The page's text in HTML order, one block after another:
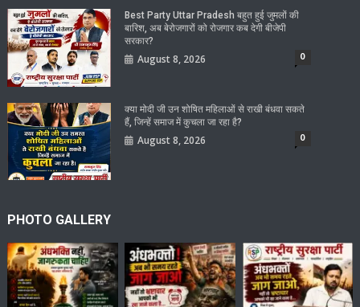
Best Party Uttar Pradesh बहुत हुई जुमलों की
बारिश, अब बेरोजगारों को रोजगार कब देगी बीजेपी
सरकार?
August 8, 2026 0
क्या मोदी जी उन शोषित महिलाओं से राखी बंधवा सकते
हैं, जिन्हें समाज में कुचला जा रहा है?
August 8, 2026 0
PHOTO GALLERY